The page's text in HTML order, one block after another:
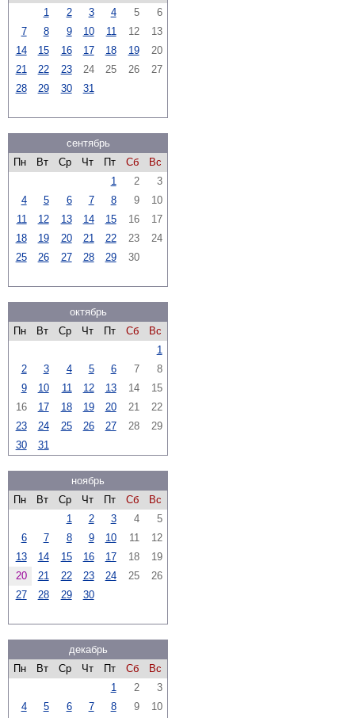
1
2 3 4 5
6
7
8 9 10 11 12
13
14
15 16 17 18 19
20
21
22 23 24 25 26
27
28
29 30 31
сентябрь
Пн
Вт Ср Чт Пт Сб
Вс
1
2
3
4
5 6 7 8 9
10
11
12 13 14 15 16
17
18
19 20 21 22 23
24
25
26 27 28 29 30
октябрь
Пн
Вт Ср Чт Пт Сб
Вс
1
2
3 4 5 6 7
8
9
10 11 12 13 14
15
16
17 18 19 20 21
22
23
24 25 26 27 28
29
30
31
ноябрь
Пн
Вт Ср Чт Пт Сб
Вс
1
2 3 4
5
6
7 8 9 10 11
12
13
14 15 16 17 18
19
20
21 22 23 24 25
26
27
28 29 30
декабрь
Пн
Вт Ср Чт Пт Сб
Вс
1
2
3
4
5 6 7 8 9
10